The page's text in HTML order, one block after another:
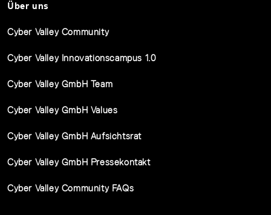
Über uns
Cyber Valley Community
Cyber Valley Innovationscampus 1.0
Cyber Valley GmbH Team
Cyber Valley GmbH Values
Cyber Valley GmbH Aufsichtsrat
Cyber Valley GmbH Pressekontakt
Cyber Valley Community FAQs